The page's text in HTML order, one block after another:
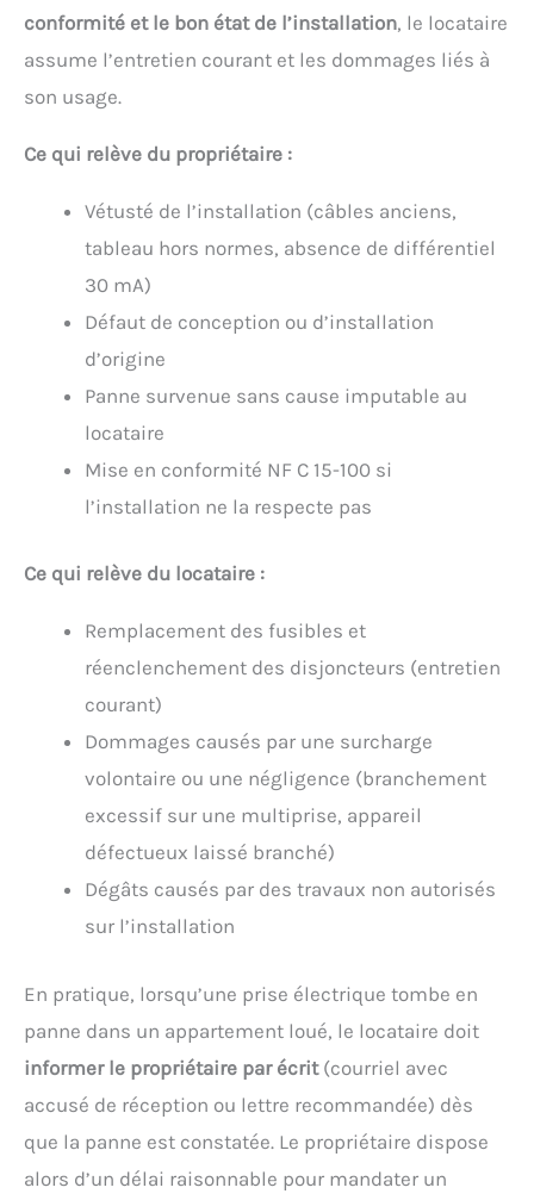
conformité et le bon état de l’installation, le locataire
assume l’entretien courant et les dommages liés à
son usage.
Ce qui relève du propriétaire :
Vétusté de l’installation (câbles anciens,
tableau hors normes, absence de différentiel
30 mA)
Défaut de conception ou d’installation
d’origine
Panne survenue sans cause imputable au
locataire
Mise en conformité NF C 15-100 si
l’installation ne la respecte pas
Ce qui relève du locataire :
Remplacement des fusibles et
réenclenchement des disjoncteurs (entretien
courant)
Dommages causés par une surcharge
volontaire ou une négligence (branchement
excessif sur une multiprise, appareil
défectueux laissé branché)
Dégâts causés par des travaux non autorisés
sur l’installation
En pratique, lorsqu’une prise électrique tombe en
panne dans un appartement loué, le locataire doit
informer le propriétaire par écrit(courriel avec
accusé de réception ou lettre recommandée) dès
que la panne est constatée. Le propriétaire dispose
alors d’un délai raisonnable pour mandater un